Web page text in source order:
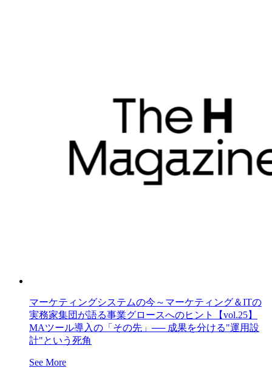
マーケティングシステムの今～マーケティング＆ITの
実務家集団が語る事業グロースへのヒント【vol.25】
MAツール導入の「その先」── 成果を分ける"運用設
計"という死角
See More